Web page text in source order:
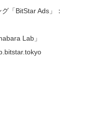
「BitStar Ads」：
Lab」